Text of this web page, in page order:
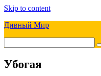
Skip to content
Дивный Мир
Убoгая